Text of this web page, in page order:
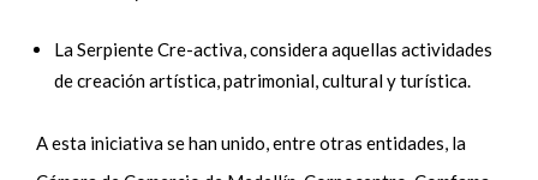
La Serpiente Cre-activa, considera aquellas actividades
de creación artística, patrimonial, cultural y turística.
A esta iniciativa se han unido, entre otras entidades, la